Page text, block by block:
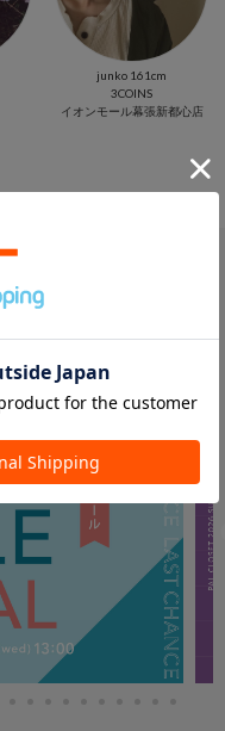
junko 161cm
3COINS
イオンモール幕張新都心店